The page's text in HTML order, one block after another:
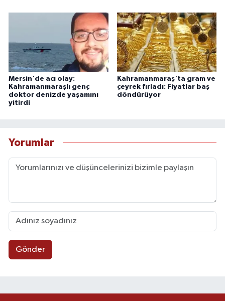
Mersin'de acı olay:
Kahramanmaraşlı genç
doktor denizde yaşamını
yitirdi
Kahramanmaraş'ta gram ve
çeyrek fırladı: Fiyatlar baş
döndürüyor
Yorumlar
Gönder